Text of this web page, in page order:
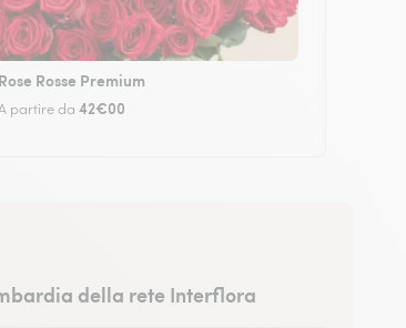
Rose Rosse Premium
partire da 42€00
della rete Interflora